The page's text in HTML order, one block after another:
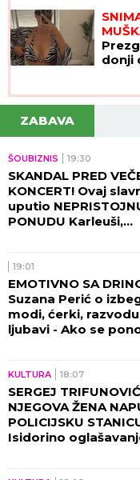
donji
um:
ZABAVA
ŠOUBIZNIS 19:30
SKANDAL PRED
KONCERT! Ovaj
uputio
PONUDU Karleuši,
19:01
EMOTIVNO SA
Suzana Perić o
modi, ćerki,
ljubavi - Ako se
KULTURA 18:07
SERGEJ
NJEGOVA ŽENA
POLICIJSKU
Isidorino